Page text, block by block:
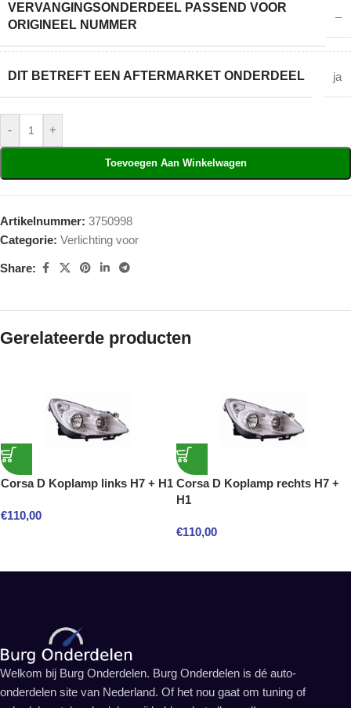
VERVANGINGSONDERDEEL PASSEND VOOR
ORIGINEEL NUMMER
–
DIT BETREFT EEN AFTERMARKET ONDERDEEL ja
- +
Toevoegen Aan Winkelwagen
Artikelnummer: 3750998
Categorie: Verlichting voor
Share:
Gerelateerde producten
Corsa D Koplamp links H7 + H1
€110,00
Corsa D Koplamp rechts H7 +
H1
€110,00
Welkom bij Burg Onderdelen. Burg Onderdelen is dé auto-
onderdelen site van Nederland. Of het nou gaat om tuning of